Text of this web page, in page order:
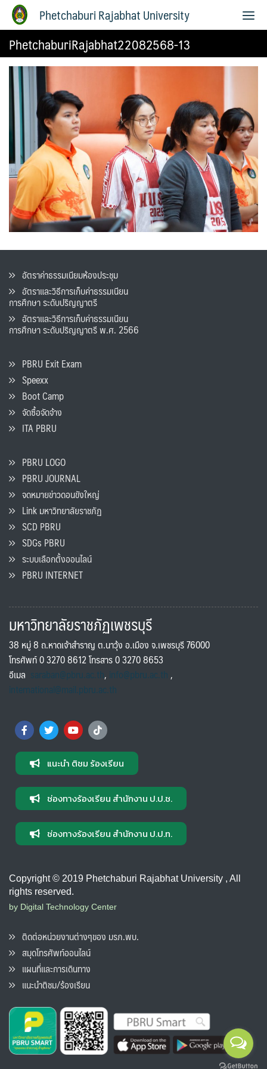
Phetchaburi Rajabhat University
PhetchaburiRajabhat22082568-13
อัตราค่าธรรมเนียมห้องประชุม
อัตราและวิธีการเก็บค่าธรรมเนียน
การศึกษา ระดับปริญญาตรี
อัตราและวิธีการเก็บค่าธรรมเนียน
การศึกษา ระดับปริญญาตรี พ.ศ. 2566
PBRU Exit Exam
Speexx
Boot Camp
จัดซื้อจัดจ้าง
ITA PBRU
PBRU LOGO
PBRU JOURNAL
จดหมายข่าวดอนขังใหญ่
Link มหาวิทยาลัยราชภัฏ
SCD PBRU
SDGs PBRU
ระบบเลือกตั้งออนไลน์
PBRU INTERNET
มหาวิทยาลัยราชภัฏเพชรบุรี
38 หมู่ 8 ถ.หาดเจ้าสำราญ ต.นาวุ้ง อ.เมือง จ.เพชรบุรี 76000
โทรศัพท์ 0 3270 8612 โทรสาร 0 3270 8653
อีเมล saraban@pbru.ac.th, info@pbru.ac.th,
international@mail.pbru.ac.th
แนะนำ ติชม ร้องเรียน
ช่องทางร้องเรียน สำนักงาน ป.ป.ช.
ช่องทางร้องเรียน สำนักงาน ป.ป.ท.
Copyright © 2019 Phetchaburi Rajabhat University , All
rights reserved.
by Digital Technology Center
ติดต่อหน่วยงานต่างๆของ มรภ.พบ.
สมุดโทรศัพท์ออนไลน์
แผนที่และการเดินทาง
แนะนำติชม/ร้องเรียน